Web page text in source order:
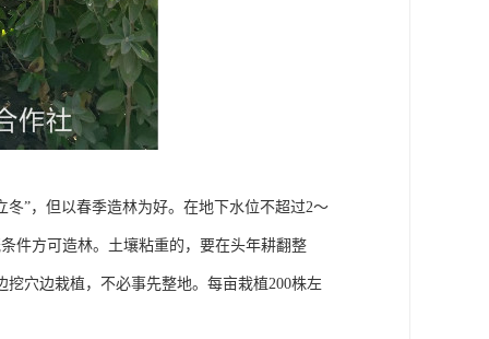
冬”，但以春季造林为好。在地下水位不超过2～
件方可造林。土壤粘重的，要在头年耕翻整
穴边栽植，不必事先整地。每亩栽植200株左